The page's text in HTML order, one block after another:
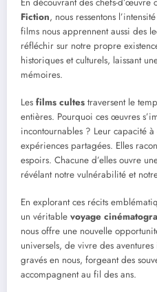
Fiction, nous ressentons
films nous apprennent aussi des
réfléchir sur notre propre
historiques et culturels, laissant
mémoires.
Les films cultes traversent le
entières. Pourquoi ces œuvres
incontournables ? Leur capacité
expériences partagées. Elles
espoirs. Chacune d’elles ouvre
révélant notre vulnérabilité et
En explorant ces récits
un véritable voyage
nous offre une nouvelle
universels, de vivre des
gravés en nous, forgeant des
accompagnent au fil des ans.